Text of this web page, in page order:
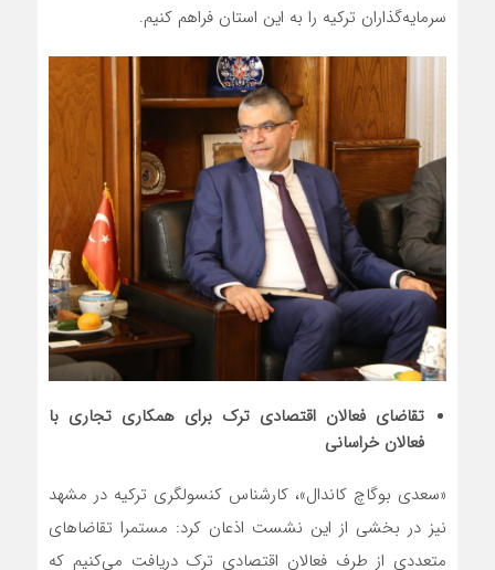
سرمایه‌گذاران ترکیه را به این استان فراهم کنیم.
تقاضای فعالان اقتصادی ترک برای همکاری تجاری با
فعالان خراسانی
«سعدی بوگاچ کاندال»، کارشناس کنسولگری ترکیه در مشهد
نیز در بخشی از این نشست اذعان کرد: مستمرا تقاضاهای
متعددی از طرف فعالان اقتصادی ترک دریافت می‌کنیم که